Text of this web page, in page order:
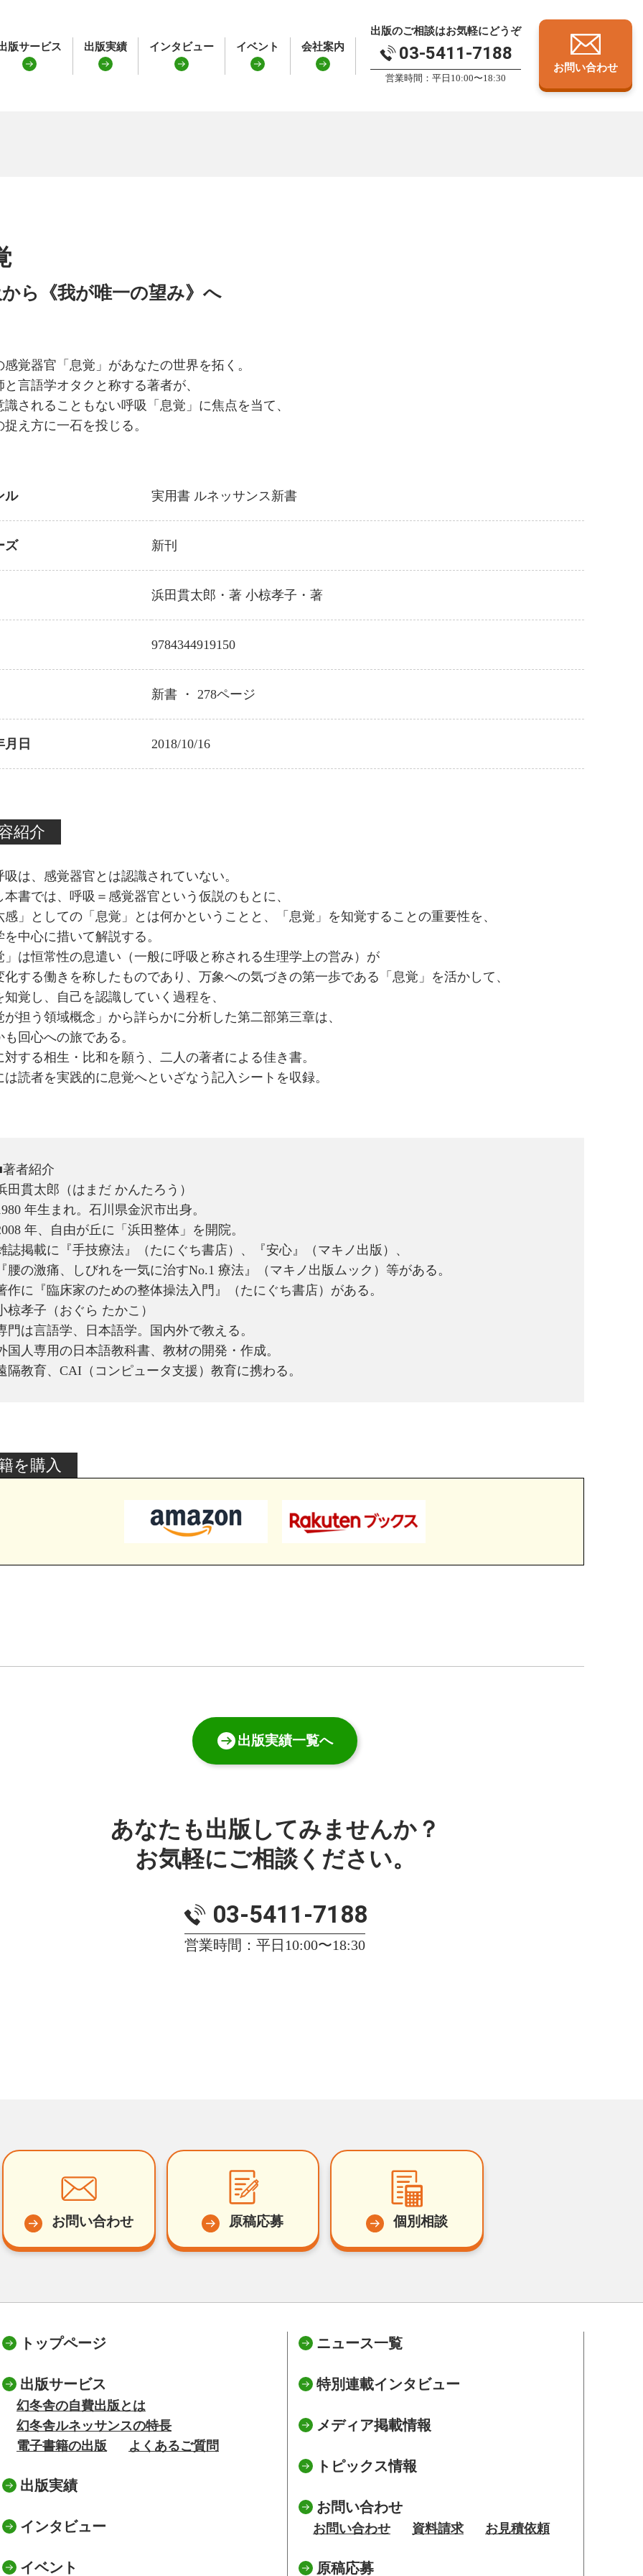
版サービス 出版実績 インタビュー イベント 会社案内
出版のご相談はお気軽にどうぞ
03-5411-7188
営業時間：平日10:00〜18:30
お問い合わせ
ら《我が唯一の望み》へ
感覚器官「息覚」があなたの世界を拓く。
と言語学オタクと称する著者が、
識されることもない呼吸「息覚」に焦点を当て、
捉え方に一石を投じる。
ル 実用書 ルネッサンス新書
ズ 新刊
浜田貫太郎 ・著小椋孝子・著
9784344919150
新書 ・ 278ページ
月日 2018/10/16
紹介
吸は、感覚器官とは認識されていない。
本書では、呼吸＝感覚器官という仮説のもとに、
感」としての「息覚」とは何かということと、「息覚」を知覚することの重要性を、
を中心に措いて解説する。
」は恒常性の息遣い（一般に呼吸と称される生理学上の営み）が
化する働きを称したものであり、万象への気づきの第一歩である「息覚」を活かして、
知覚し、自己を認識していく過程を、
が担う領域概念」から詳らかに分析した第二部第三章は、
も回心への旅である。
対する相生・比和を願う、二人の著者による佳き書。
は読者を実践的に息覚へといざなう記入シートを収録。
者紹介
田貫太郎（はまだ かんたろう）
年生まれ。石川県金沢市出身。
年、自由が丘に「浜田整体」を開院。
誌掲載に『手技療法』（たにぐち書店）、『安心』（マキノ出版）、
腰の激痛、しびれを一気に治すNo.1 療法』（マキノ出版ムック）等がある。
作に『臨床家のための整体操法入門』（たにぐち書店）がある。
椋孝子（おぐら たかこ）
門は言語学、日本語学。国内外で教える。
国人専用の日本語教科書、教材の開発・作成。
隔教育、CAI（コンピュータ支援）教育に携わる。
を購入
出版実績一覧へ
あなたも出版してみませんか？
お気軽にご相談ください。
03-5411-7188
営業時間：平日10:00〜18:30
お問い合わせ 原稿応募 個別相談
トップページ
出版サービス
幻冬舎の自費出版とは
幻冬舎ルネッサンスの特長
電子書籍の出版
よくあるご質問
出版実績
インタビュー
イベント
ニュース一覧
特別連載インタビュー
メディア掲載情報
トピックス情報
お問い合わせ
お問い合わせ 資料請求 お見積依頼
原稿応募